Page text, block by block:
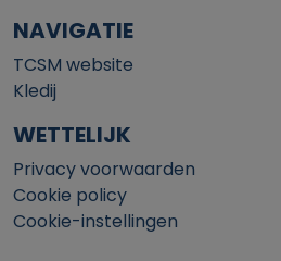
NAVIGATIE
TCSM website
Kledij
WETTELIJK
Privacy voorwaarden
Cookie policy
Cookie-instellingen